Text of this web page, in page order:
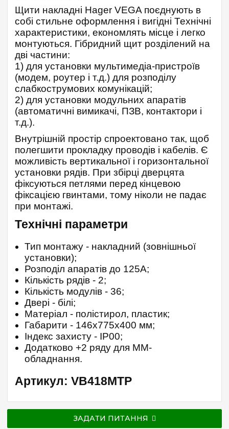
Щити накладні Hager VEGA поєднують в
собі стильне оформлення і вигідні Технічні
характеристики, економлять місце і легко
монтуються. Гібридний щит розділений на
дві частини:
1) для установки мультимедіа-пристроїв
(модем, роутер і т.д.) для розподілу
слабкострумових комунікацій;
2) для установки модульних апаратів
(автоматичні вимикачі, ПЗВ, контактори і
т.д.).
Внутрішній простір спроектовано так, щоб
полегшити прокладку проводів і кабелів. Є
можливість вертикальної і горизонтальної
установки рядів. При збірці дверцята
фіксуються петлями перед кінцевою
фіксацією гвинтами, тому ніколи не падає
при монтажі.
Технічні параметри
Тип монтажу - накладний (зовнішньої
установки);
Розподіл апаратів до 125А;
Кількість рядів - 2;
Кількість модулів - 36;
Двері - білі;
Матеріал - полістирол, пластик;
Габарити - 146х775х400 мм;
Індекс захисту - IP00;
Додатково +2 ряду для MМ-
обладнання.
Артикул: VB418MTP
ЗАДАТИ ПИТАННЯ